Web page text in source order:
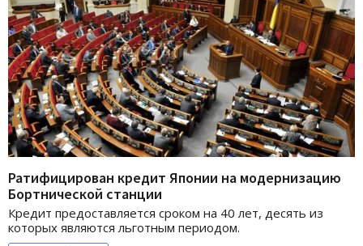
Ратифицирован кредит Японии на модернизацию
Бортнической станции
Кредит предоставляется сроком на 40 лет, десять из
которых являются льготным периодом.